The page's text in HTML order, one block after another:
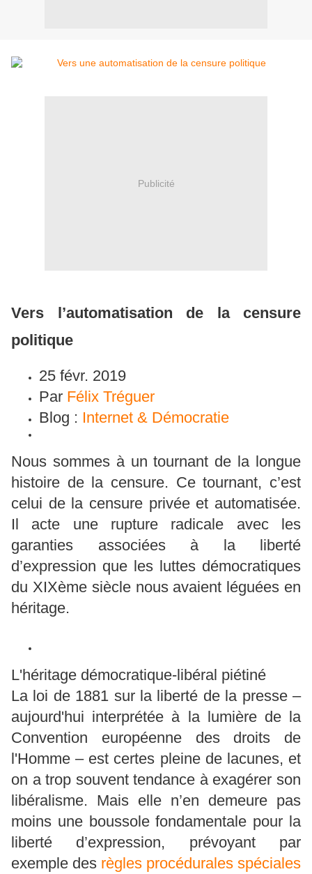
Publicité
Vers l’automatisation de la censure
politique
25 févr. 2019
Par Félix Tréguer
Blog : Internet & Démocratie
Nous sommes à un tournant de la longue
histoire de la censure. Ce tournant, c’est
celui de la censure privée et automatisée.
Il acte une rupture radicale avec les
garanties associées à la liberté
d’expression que les luttes démocratiques
du XIXème siècle nous avaient léguées en
héritage.
L'héritage démocratique-libéral piétiné
La loi de 1881 sur la liberté de la presse –
aujourd'hui interprétée à la lumière de la
Convention européenne des droits de
l'Homme – est certes pleine de lacunes, et
on a trop souvent tendance à exagérer son
libéralisme. Mais elle n’en demeure pas
moins une boussole fondamentale pour la
liberté d’expression, prévoyant par
exemple des règles procédurales spéciales